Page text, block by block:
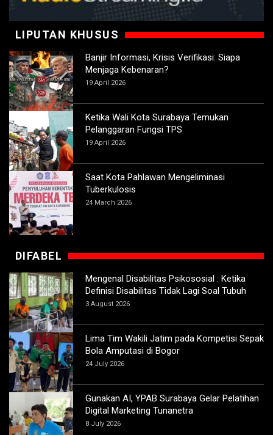
LIPUTAN KHUSUS
Banjir Informasi, Krisis Verifikasi: Siapa
Menjaga Kebenaran?
19 April 2026
Ketika Wali Kota Surabaya Temukan
Pelanggaran Fungsi TPS
19 April 2026
Saat Kota Pahlawan Mengeliminasi
Tuberkulosis
24 March 2026
DIFABEL
Mengenal Disabilitas Psikososial : Ketika
Definisi Disabilitas Tidak Lagi Soal Tubuh
3 August 2026
Lima Tim Wakili Jatim pada Kompetisi Sepak
Bola Amputasi di Bogor
24 July 2026
Gunakan AI, YPAB Surabaya Gelar Pelatihan
Digital Marketing Tunanetra
8 July 2026